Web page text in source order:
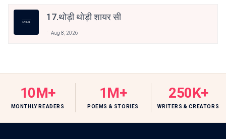
17.थोड़ी थोड़ी शायर सी
Aug 8, 2026
10M+
MONTHLY READERS
1M+
POEMS & STORIES
250K+
WRITERS & CREATORS